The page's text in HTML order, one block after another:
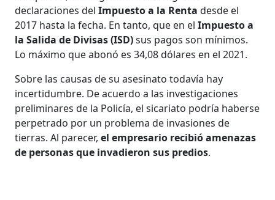
declaraciones del Impuesto a la Renta desde el
2017 hasta la fecha. En tanto, que en elImpuesto a
la Salida de Divisas (ISD)sus pagos son mínimos.
Lo máximo que abonó es 34,08 dólares en el 2021.
Sobre las causas de su asesinato todavía hay
incertidumbre. De acuerdo a las investigaciones
preliminares de la Policía, el sicariato podría haberse
perpetrado por un problema de invasiones de
tierras. Al parecer,el empresario recibió amenazas
de personas que invadieron sus predios.